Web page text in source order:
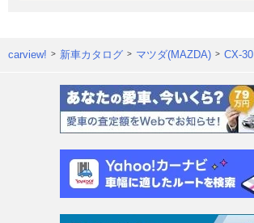
carview! 新車カタログ マツダ(MAZDA) CX-30